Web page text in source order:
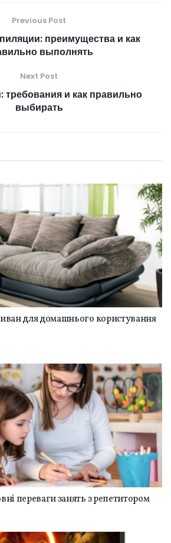
Previous Post
преимущества и как
выполнять
Next Post
требования и как правильно
выбирать
для домашнього користування
переваги занять з репетитором